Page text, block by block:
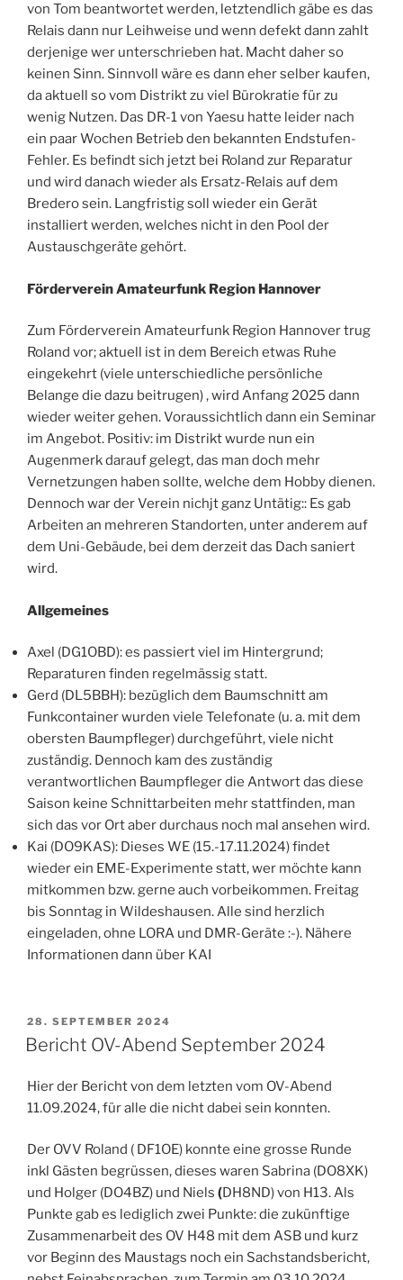
von Tom beantwortet werden, letztendlich gäbe es das
Relais dann nur Leihweise und wenn defekt dann zahlt
derjenige wer unterschrieben hat. Macht daher so
keinen Sinn. Sinnvoll wäre es dann eher selber kaufen,
da aktuell so vom Distrikt zu viel Bürokratie für zu
wenig Nutzen. Das DR-1 von Yaesu hatte leider nach
ein paar Wochen Betrieb den bekannten Endstufen-
Fehler. Es befindt sich jetzt bei Roland zur Reparatur
und wird danach wieder als Ersatz-Relais auf dem
Bredero sein. Langfristig soll wieder ein Gerät
installiert werden, welches nicht in den Pool der
Austauschgeräte gehört.
Förderverein Amateurfunk Region Hannover
Zum Förderverein Amateurfunk Region Hannover trug
Roland vor; aktuell ist in dem Bereich etwas Ruhe
eingekehrt (viele unterschiedliche persönliche
Belange die dazu beitrugen) , wird Anfang 2025 dann
wieder weiter gehen. Voraussichtlich dann ein Seminar
im Angebot. Positiv: im Distrikt wurde nun ein
Augenmerk darauf gelegt, das man doch mehr
Vernetzungen haben sollte, welche dem Hobby dienen.
Dennoch war der Verein nichjt ganz Untätig:: Es gab
Arbeiten an mehreren Standorten, unter anderem auf
dem Uni-Gebäude, bei dem derzeit das Dach saniert
wird.
Allgemeines
Axel (DG1OBD): es passiert viel im Hintergrund;
Reparaturen finden regelmässig statt.
Gerd (DL5BBH): bezüglich dem Baumschnitt am
Funkcontainer wurden viele Telefonate (u. a. mit dem
obersten Baumpfleger) durchgeführt, viele nicht
zuständig. Dennoch kam des zuständig
verantwortlichen Baumpfleger die Antwort das diese
Saison keine Schnittarbeiten mehr stattfinden, man
sich das vor Ort aber durchaus noch mal ansehen wird.
Kai (DO9KAS): Dieses WE (15.-17.11.2024) findet
wieder ein EME-Experimente statt, wer möchte kann
mitkommen bzw. gerne auch vorbeikommen. Freitag
bis Sonntag in Wildeshausen. Alle sind herzlich
eingeladen, ohne LORA und DMR-Geräte :-). Nähere
Informationen dann über KAI
VERÖFFENTLICHT
AM
28. SEPTEMBER 2024
Bericht OV-Abend September 2024
Hier der Bericht von dem letzten vom OV-Abend
11.09.2024, für alle die nicht dabei sein konnten.
Der OVV Roland ( DF1OE) konnte eine grosse Runde
inkl Gästen begrüssen, dieses waren Sabrina (DO8XK)
und Holger (DO4BZ) und Niels (DH8ND) von H13. Als
Punkte gab es lediglich zwei Punkte: die zukünftige
Zusammenarbeit des OV H48 mit dem ASB und kurz
vor Beginn des Maustags noch ein Sachstandsbericht,